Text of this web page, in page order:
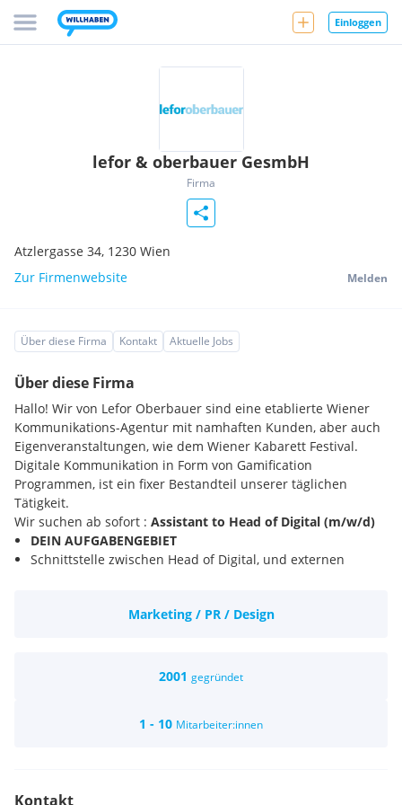
Einloggen
lefor & oberbauer GesmbH
Firma
Atzlergasse 34, 1230 Wien
Zur Firmenwebsite
Melden
Über diese Firma Kontakt Aktuelle Jobs
Über diese Firma
Hallo! Wir von Lefor Oberbauer sind eine etablierte Wiener
Kommunikations-Agentur mit namhaften Kunden, aber auch
Eigenveranstaltungen, wie dem Wiener Kabarett Festival.
Digitale Kommunikation in Form von Gamification
Programmen, ist ein fixer Bestandteil unserer täglichen
Tätigkeit.
Wir suchen ab sofort : Assistant to Head of Digital (m/w/d)
DEIN AUFGABENGEBIET
Schnittstelle zwischen Head of Digital, und externen
Projektmanagement: Projektbegleitung und Koordination
Abgeschlossene höhere Schule oder Bachelor Studium
Marketing / PR / Design
2001 gegründet
1 - 10 Mitarbeiter:innen
Kontakt